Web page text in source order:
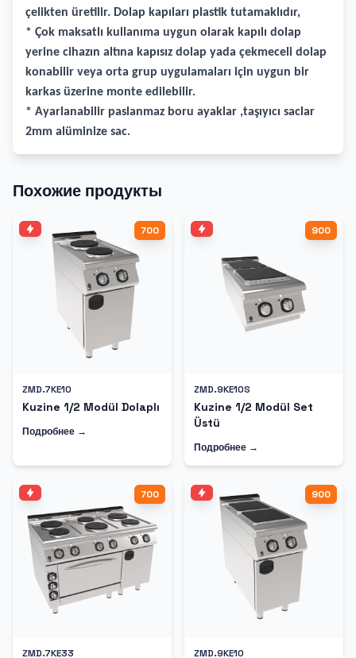
çelikten üretilir. Dolap kapıları plastik tutamaklıdır,
* Çok maksatlı kullanıma uygun olarak kapılı dolap
yerine cihazın altına kapısız dolap yada çekmeceli dolap
konabilir veya orta grup uygulamaları için uygun bir
karkas üzerine monte edilebilir.
* Ayarlanabilir paslanmaz boru ayaklar ,taşıyıcı saclar
2mm alüminize sac.
Похожие продукты
700
ZMD.7KE10
Kuzine 1/2 Modül Dolaplı
Подробнее →
900
ZMD.9KE10S
Kuzine 1/2 Modül Set
Üstü
Подробнее →
700
ZMD.7KE33
900
ZMD.9KE10